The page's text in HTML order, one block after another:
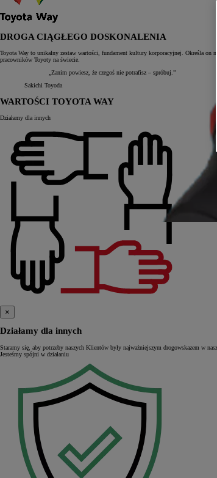
DROGA CIĄGŁEGO DOSKONALENIA
Toyota Way to unikalny zestaw wartości, fundament kultury korporacyjnej. Określa on
pracowników Toyoty na świecie.
„Zanim powiesz, że czegoś nie potrafisz – spróbuj.”
Sakichi Toyoda
WARTOŚCI TOYOTA WAY
Działamy dla innych
×
Działamy dla innych
Staramy się, aby potrzeby naszych Klientów były najważniejszym drogowskazem w
Jesteśmy spójni w działaniu